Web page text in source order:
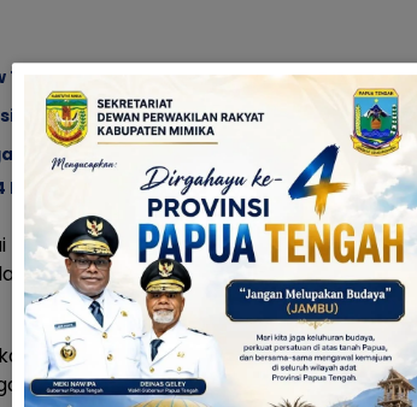
logistik Pemilu kedelapan kabupaten
Agustinus Anggaibak: Menegaskan
Orang Asli Papua (OAP)
tidak memenuhi standar atau bermasalah
itu, pihak-pihak terkait juga akan
akan rekomendasikan untuk ditutup.
kepala regional Papua Tengah juga akan